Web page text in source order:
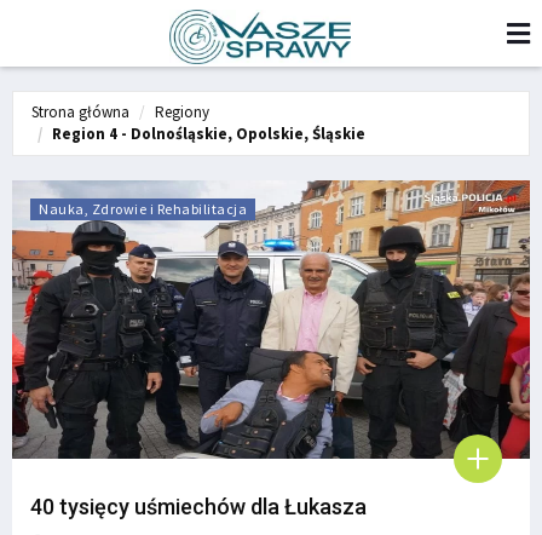
Strona główna
Regiony
Region 4 - Dolnośląskie, Opolskie, Śląskie
Nauka, Zdrowie i Rehabilitacja
40 tysięcy uśmiechów dla Łukasza